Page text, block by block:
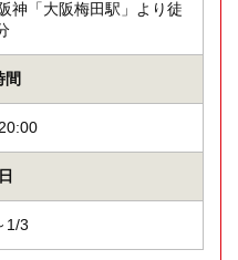
神「大阪梅田駅」より徒
間
1/3